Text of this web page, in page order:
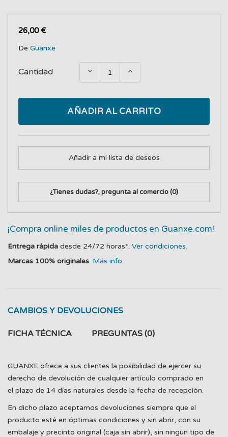
26,00 €
De Guanxe
Cantidad
AÑADIR AL CARRITO
Añadir a mi lista de deseos
¿Tienes dudas?, pregunta al comercio(0)
¡Compra online miles de productos en Guanxe.com!
Entrega rápida desde 24/72 horas*. Ver condiciones.
Marcas 100% originales. Más info.
CAMBIOS Y DEVOLUCIONES
FICHA TÉCNICA PREGUNTAS (0)
GUANXE ofrece a sus clientes la posibilidad de ejercer su
derecho de devolución de cualquier artículo comprado en
el plazo de 14 días naturales desde la fecha de recepción.
En dicho plazo aceptamos devoluciones siempre que el
producto esté en óptimas condiciones y sin abrir, con su
embalaje y precinto original (caja sin abrir), sin ningún tipo de